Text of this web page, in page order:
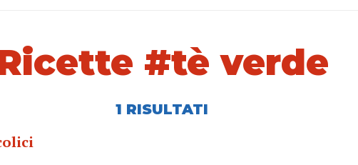
#tè verde
1 RISULTATI